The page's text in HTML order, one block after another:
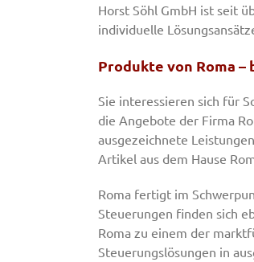
Horst Söhl GmbH ist seit
individuelle
Produkte von Roma
Sie interessieren sich für
die Angebote der Firma
ausgezeichnete
Artikel aus dem Hause
Roma fertigt im
Steuerungen finden sich
Roma zu einem der
Steuerungslösungen in